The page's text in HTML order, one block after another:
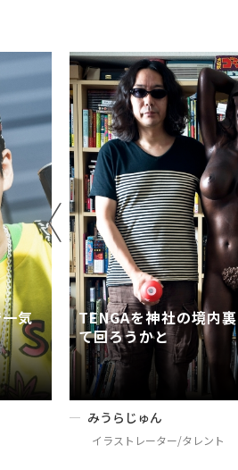
気
TENGAを神社の境内
て回ろうかと
みうらじゅん
イラストレーター/タレント